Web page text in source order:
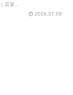
質量...
2026.07.09